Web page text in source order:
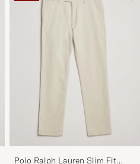
Polo Ralph Lauren Slim Fit